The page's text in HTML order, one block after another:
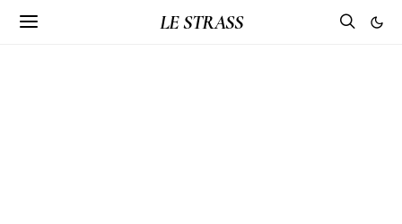
LE STRASS